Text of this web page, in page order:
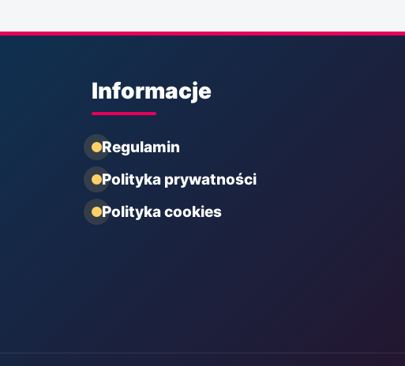
Informacje
Regulamin
Polityka prywatności
Polityka cookies